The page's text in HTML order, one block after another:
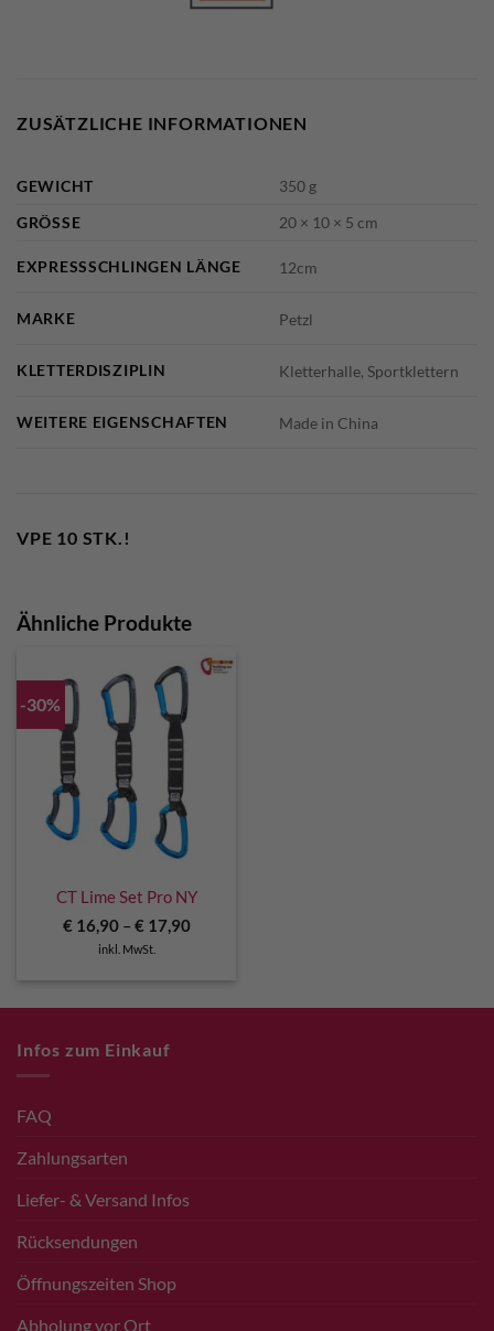
ZUSÄTZLICHE INFORMATIONEN
GEWICHT
350 g
GRÖSSE
20 × 10 × 5 cm
EXPRESSSCHLINGEN LÄNGE 12cm
MARKE Petzl
KLETTERDISZIPLIN Kletterhalle, Sportklettern
WEITERE EIGENSCHAFTEN Made in China
VPE 10 STK.!
Ähnliche Produkte
-30%
CT Lime Set Pro NY
€16,90– €17,90
inkl. MwSt.
Infos zum Einkauf
FAQ
Zahlungsarten
Liefer- & Versand Infos
Rücksendungen
Öffnungszeiten Shop
Abholung vor Ort